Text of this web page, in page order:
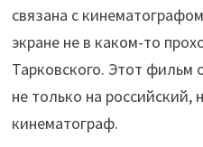
связана с
экране не в каком-то
Тарковского. Этот фильм
не только на российский,
кинематограф.